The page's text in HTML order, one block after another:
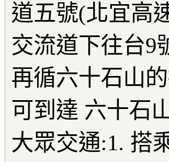
道五號(北宜高
交流道下往台9
再循六十石山
可到達 六十石
大眾交通:1. 搭